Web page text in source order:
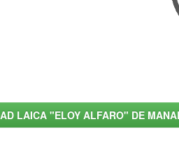
LAICA "ELOY ALFARO" DE